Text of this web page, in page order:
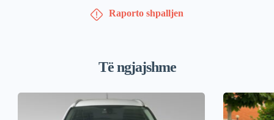
Raporto shpalljen
Të ngjajshme